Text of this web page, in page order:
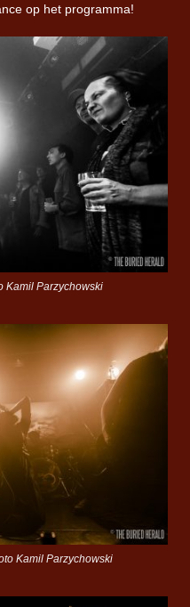
op het programma!
Kamil Parzychowski
Kamil Parzychowski